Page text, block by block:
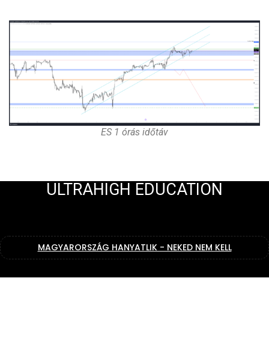
ES 1 órás időtáv
ULTRAHIGH EDUCATION
MAGYARORSZÁG HANYATLIK - NEKED NEM KELL